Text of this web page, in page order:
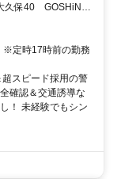
迎有 ●現場への直
定時17時前の勤務
スピード採用の警
確認＆交通誘導な
！ 未経験でもシン